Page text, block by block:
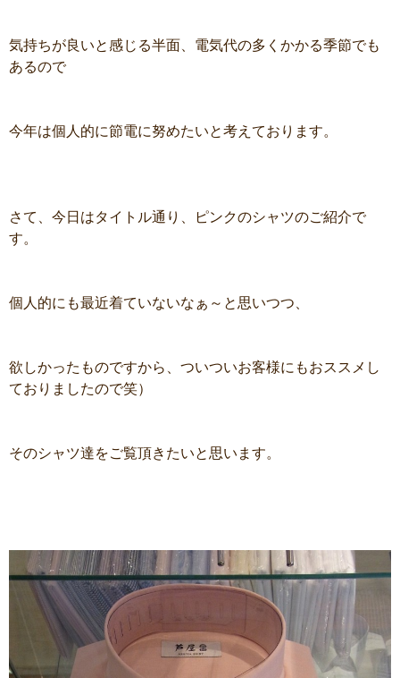
気持ちが良いと感じる半面、電気代の多くかかる季節でも
あるので
今年は個人的に節電に努めたいと考えております。
さて、今日はタイトル通り、ピンクのシャツのご紹介で
す。
個人的にも最近着ていないなぁ～と思いつつ、
欲しかったものですから、ついついお客様にもおススメし
ておりましたので笑）
そのシャツ達をご覧頂きたいと思います。